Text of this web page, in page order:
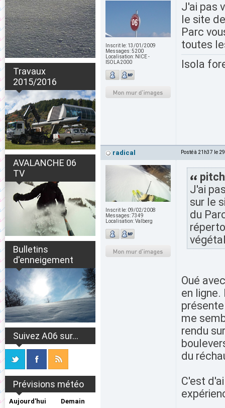
Travaux
2015/2016
AVALANCHE 06
TV
Bulletins
d'enneigement
Suivez A06 sur...
Prévisions météo
Aujourd'hui Demain
Inscrit le: 13/01/2009
Messages:5200
Localisation: NICE -
ISOLA2000
J'ai pas
le site
Parc
toutes
Isola
radical Posté à 21h37 le
Inscrit le: 09/02/2008
Messages:7349
Localisation:Valberg
J'ai
sur le
du
Oué
en
me
rendu
du
C'est